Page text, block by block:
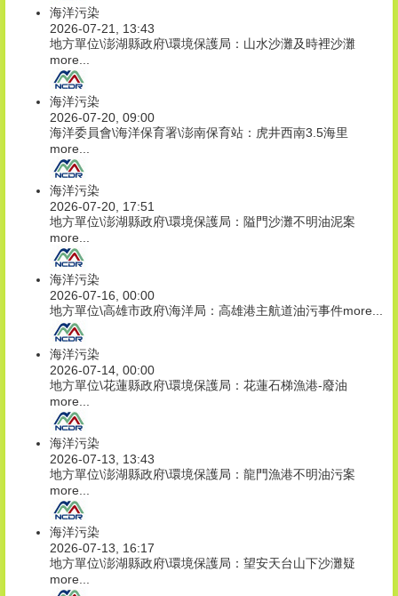
海洋污染
2026-07-21, 13:43
地方單位\澎湖縣政府\環境保護局：山水沙灘及時裡沙灘
more...
海洋污染
2026-07-20, 09:00
海洋委員會\海洋保育署\澎南保育站：虎井西南3.5海里
more...
海洋污染
2026-07-20, 17:51
地方單位\澎湖縣政府\環境保護局：隘門沙灘不明油泥案
more...
海洋污染
2026-07-16, 00:00
地方單位\高雄市政府\海洋局：高雄港主航道油污事件more...
海洋污染
2026-07-14, 00:00
地方單位\花蓮縣政府\環境保護局：花蓮石梯漁港-廢油
more...
海洋污染
2026-07-13, 13:43
地方單位\澎湖縣政府\環境保護局：龍門漁港不明油污案
more...
海洋污染
2026-07-13, 16:17
地方單位\澎湖縣政府\環境保護局：望安天台山下沙灘疑
more...